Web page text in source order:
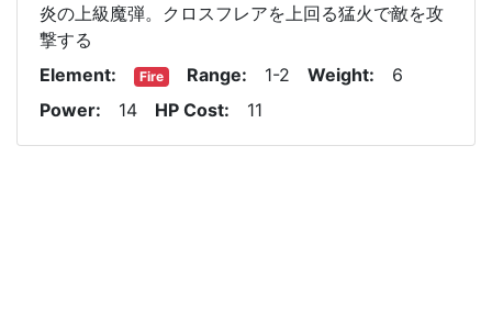
炎の上級魔弾。クロスフレアを上回る猛火で敵を攻
撃する
Element
Fire Range 1-2 Weight
6
Power
14 HP Cost 11